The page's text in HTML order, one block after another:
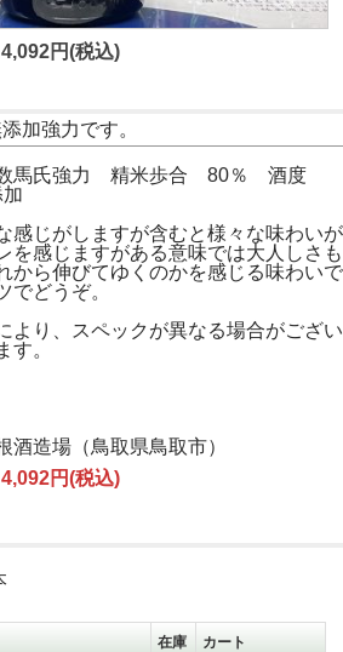
4,092円(税込)
加強力です。
馬氏強力 精米歩合 80％ 酒度
感じがしますが含むと様々な味わいが
を感じますがある意味では大人しさも
から伸びてゆくのかを感じる味わいで
でどうぞ。
より、スペックが異なる場合がござい
す。
酒造場（鳥取県鳥取市）
4,092円(税込)
在庫 カート